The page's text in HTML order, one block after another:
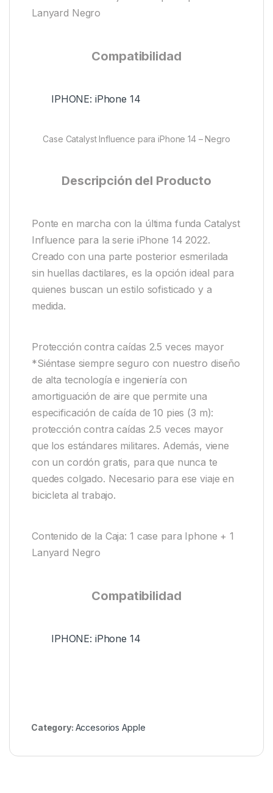
Lanyard Negro
Compatibilidad
IPHONE: iPhone 14
Case Catalyst Influence para iPhone 14 – Negro
Descripción del Producto
Ponte en marcha con la última funda Catalyst
Influence para la serie iPhone 14 2022.
Creado con una parte posterior esmerilada
sin huellas dactilares, es la opción ideal para
quienes buscan un estilo sofisticado y a
medida.
Protección contra caídas 2.5 veces mayor
*Siéntase siempre seguro con nuestro diseño
de alta tecnología e ingeniería con
amortiguación de aire que permite una
especificación de caída de 10 pies (3 m):
protección contra caídas 2.5 veces mayor
que los estándares militares. Además, viene
con un cordón gratis, para que nunca te
quedes colgado. Necesario para ese viaje en
bicicleta al trabajo.
Contenido de la Caja: 1 case para Iphone + 1
Lanyard Negro
Compatibilidad
IPHONE: iPhone 14
Category: Accesorios Apple